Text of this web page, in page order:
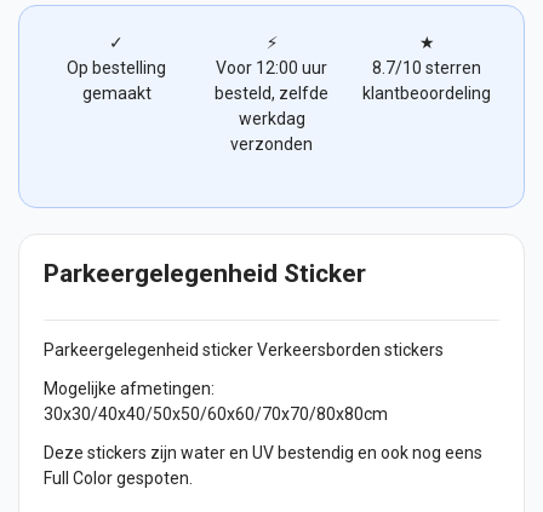
✓
Op bestelling
gemaakt
⚡
Voor 12:00 uur
besteld, zelfde
werkdag
verzonden
★
8.7/10 sterren
klantbeoordeling
Parkeergelegenheid Sticker
Parkeergelegenheid stickerVerkeersborden stickers
Mogelijke afmetingen:
30x30/40x40/50x50/60x60/70x70/80x80cm
Deze stickers zijn water en UV bestendig en ook nog eens
Full Color gespoten.